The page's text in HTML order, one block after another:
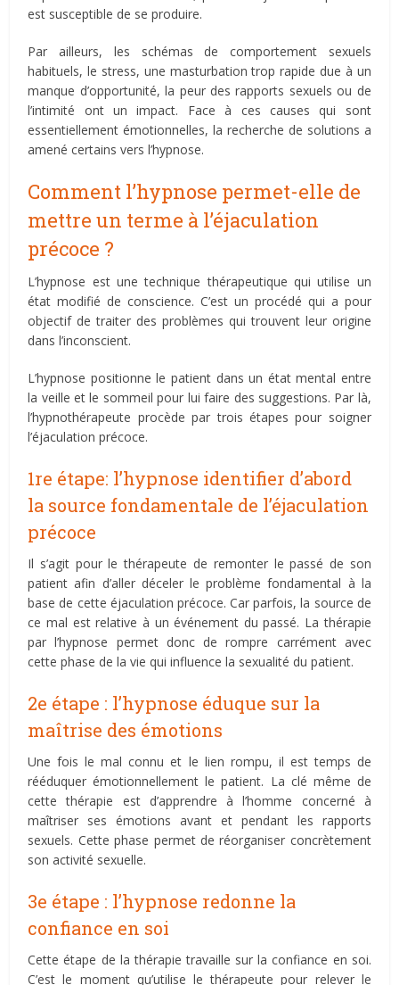
est susceptible de se produire.
Par ailleurs, les schémas de comportement sexuels
habituels, le stress, une masturbation trop rapide due à un
manque d’opportunité, la peur des rapports sexuels ou de
l’intimité ont un impact. Face à ces causes qui sont
essentiellement émotionnelles, la recherche de solutions a
amené certains vers l’hypnose.
Comment l’hypnose permet-elle de
mettre un terme à l’éjaculation
précoce ?
L’hypnose est une technique thérapeutique qui utilise un
état modifié de conscience. C’est un procédé qui a pour
objectif de traiter des problèmes qui trouvent leur origine
dans l’inconscient.
L’hypnose positionne le patient dans un état mental entre
la veille et le sommeil pour lui faire des suggestions. Par là,
l’hypnothérapeute procède par trois étapes pour soigner
l’éjaculation précoce.
1re étape: l’hypnose identifier d’abord
la source fondamentale de l’éjaculation
précoce
Il s’agit pour le thérapeute de remonter le passé de son
patient afin d’aller déceler le problème fondamental à la
base de cette éjaculation précoce. Car parfois, la source de
ce mal est relative à un événement du passé. La thérapie
par l’hypnose permet donc de rompre carrément avec
cette phase de la vie qui influence la sexualité du patient.
2e étape : l’hypnose éduque sur la
maîtrise des émotions
Une fois le mal connu et le lien rompu, il est temps de
rééduquer émotionnellement le patient. La clé même de
cette thérapie est d’apprendre à l’homme concerné à
maîtriser ses émotions avant et pendant les rapports
sexuels. Cette phase permet de réorganiser concrètement
son activité sexuelle.
3e étape : l’hypnose redonne la
confiance en soi
Cette étape de la thérapie travaille sur la confiance en soi.
C’est le moment qu’utilise le thérapeute pour relever le